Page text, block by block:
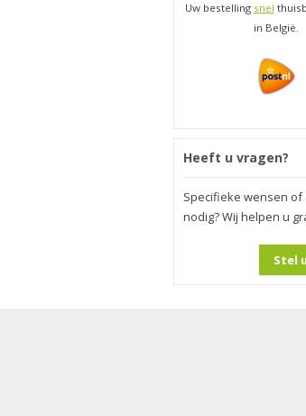
Uw bestelling snel
in België.
Heeft u vragen?
Specifieke wensen of
nodig? Wij helpen u
Stel